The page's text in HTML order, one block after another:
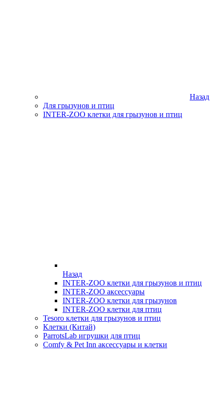
Назад
Для грызунов и птиц
INTER-ZOO клетки для грызунов и птиц
Назад
INTER-ZOO клетки для грызунов и птиц
INTER-ZOO аксессуары
INTER-ZOO клетки для грызунов
INTER-ZOO клетки для птиц
Tesoro клетки для грызунов и птиц
Клетки (Китай)
ParrotsLab игрушки для птиц
Comfy & Pet Inn аксессуары и клетки